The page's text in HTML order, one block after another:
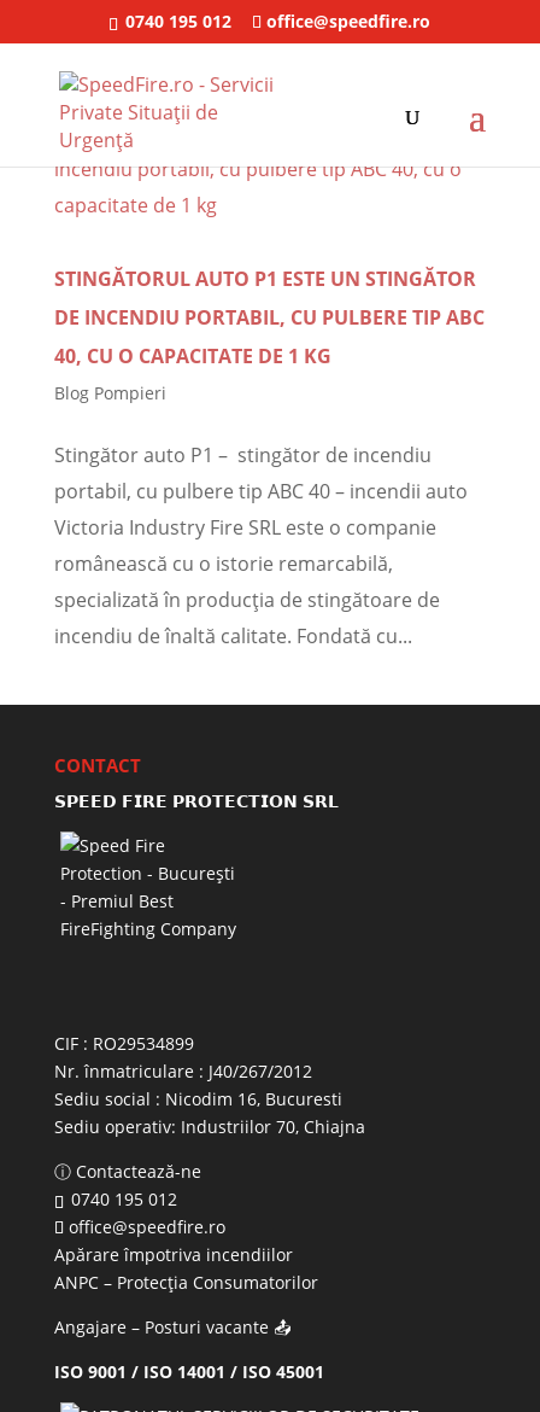
0740 195 012 office@speedfire.ro
STINGĂTORUL AUTO P1 ESTE UN STINGĂTOR
DE INCENDIU PORTABIL, CU PULBERE TIP ABC
40, CU O CAPACITATE DE 1 KG
Blog Pompieri
Stingător auto P1 – stingător de incendiu
portabil, cu pulbere tip ABC 40 – incendii auto
Victoria Industry Fire SRL este o companie
românească cu o istorie remarcabilă,
specializată în producția de stingătoare de
incendiu de înaltă calitate. Fondată cu...
CONTACT
𝗦𝗣𝗘𝗘𝗗 𝗙𝗜𝗥𝗘 𝗣𝗥𝗢𝗧𝗘𝗖𝗧𝗜𝗢𝗡 𝗦𝗥𝗟
CIF : RO29534899
Nr. înmatriculare : J40/267/2012
Sediu social : Nicodim 16, Bucuresti
Sediu operativ: Industriilor 70, Chiajna
ⓘ Contactează-ne
0740 195 012
office@speedfire.ro
Apărare împotriva incendiilor
ANPC– Protecția Consumatorilor
Angajare – Posturi vacante📤
ISO 9001 / ISO 14001 / ISO 45001